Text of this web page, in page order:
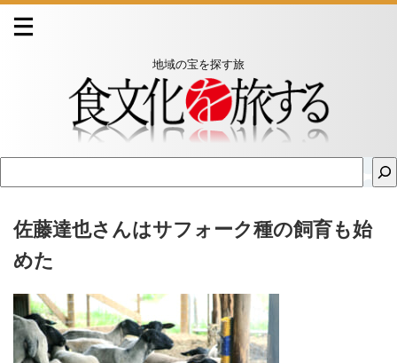
地域の宝を探す旅
佐藤達也さんはサフォーク種の飼育も始
めた